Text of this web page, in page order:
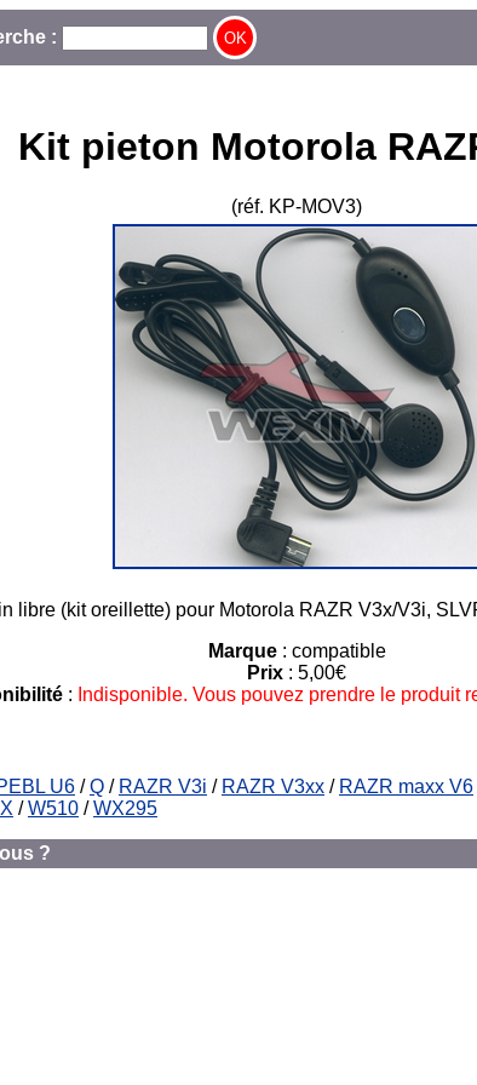
:
Kit pieton Motorola
(réf. KP-MOV3)
libre (kit oreillette) pour Motorola RAZR V3x/V3i,
Marque: compatible
Prix : 5,00€
: Indisponible. Vous pouvez prendre le produit
U6 /Q / RAZR V3i / RAZR V3xx / RAZR maxx V6
/W510 /WX295
?